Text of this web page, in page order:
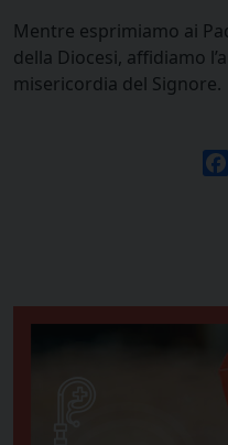
Mentre esprimiamo ai
della Diocesi, affidiamo
misericordia del Signore.